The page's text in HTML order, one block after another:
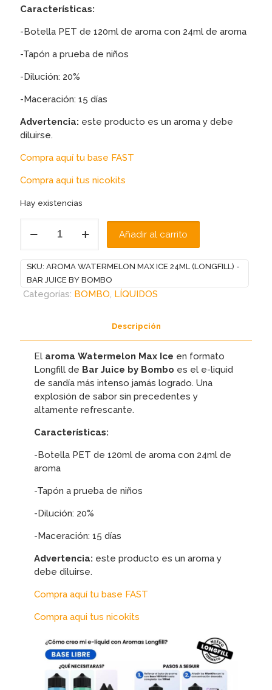
Características:
-Botella PET de 120ml de aroma con 24ml de aroma
-Tapón a prueba de niños
-Dilución: 20%
-Maceración: 15 días
Advertencia: este producto es un aroma y debe
diluirse.
Compra aquí tu base FAST
Compra aqui tus nicokits
Hay existencias
WATERMELON
ICE
24ML
(LONGFILL)
BOMBO
cantidad
Añadir al carrito
SKU: AROMA WATERMELON MAX ICE 24ML (LONGFILL) -
BAR JUICE BY BOMBO
Categorías: BOMBO, LÍQUIDOS
Descripción
El aroma Watermelon Max Ice en formato
Longfill de Bar Juice by Bombo es el e-liquid
de sandía más intenso jamás logrado. Una
explosión de sabor sin precedentes y
altamente refrescante.
Características:
-Botella PET de 120ml de aroma con 24ml de
aroma
-Tapón a prueba de niños
-Dilución: 20%
-Maceración: 15 días
Advertencia: este producto es un aroma y
debe diluirse.
Compra aquí tu base FAST
Compra aqui tus nicokits